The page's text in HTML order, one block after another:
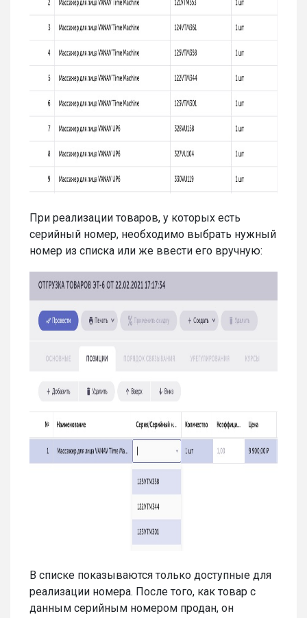
При реализации товаров, у которых есть
серийный номер, необходимо выбрать нужный
номер из списка или же ввести его вручную:
В списке показываются только доступные для
реализации номера. После того, как товар с
данным серийным номером продан, он